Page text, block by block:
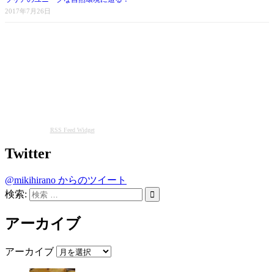
2017年7月26日
RSS Feed Widget
Twitter
@mikihirano からのツイート
検索:
アーカイブ
アーカイブ